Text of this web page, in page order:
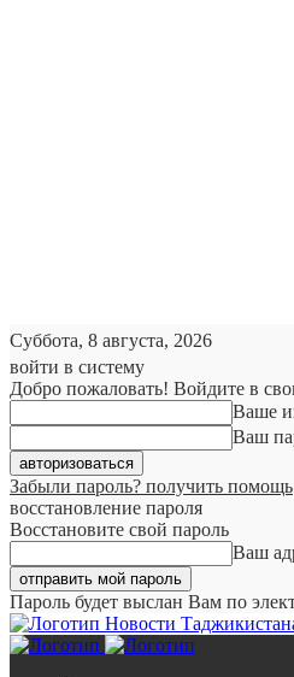
Суббота, 8 августа, 2026
войти в систему
Добро пожаловать! Войдите в
Ваше
Ваш
Забыли пароль? получить помощь
восстановление пароля
Восстановите свой пароль
Ваш
Пароль будет выслан Вам по
Новости